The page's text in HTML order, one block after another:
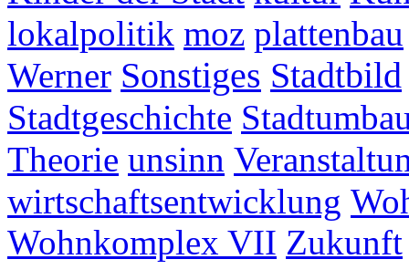
lokalpolitik moz plattenbau
Werner Sonstiges Stadtbild
Stadtgeschichte
Theorie unsinn
wirtschaftsentwicklung
Wohnkomplex VII Zukunft